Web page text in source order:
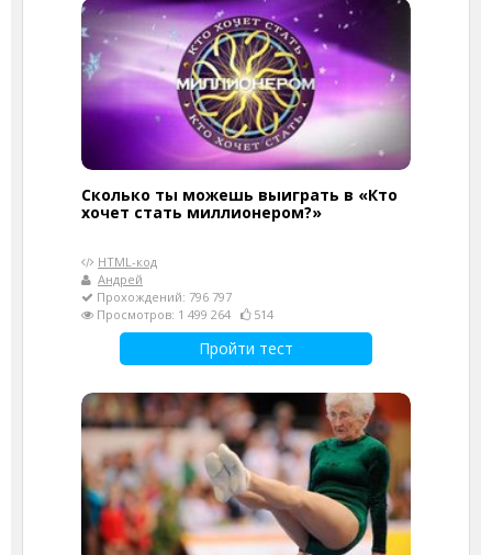
Сколько ты можешь выиграть в «Кто
хочет стать миллионером?»
HTML-код
Андрей
Прохождений: 796 797
Просмотров: 1 499 264
514
Пройти тест